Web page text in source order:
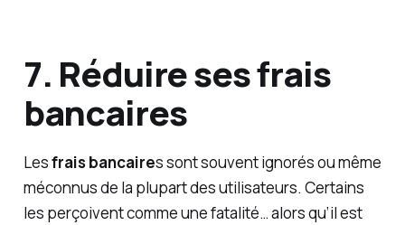
7. Réduire ses frais
bancaires
Lesfrais bancaires sont souvent ignorés ou même
méconnus de la plupart des utilisateurs. Certains
les perçoivent comme une fatalité… alors qu’il est